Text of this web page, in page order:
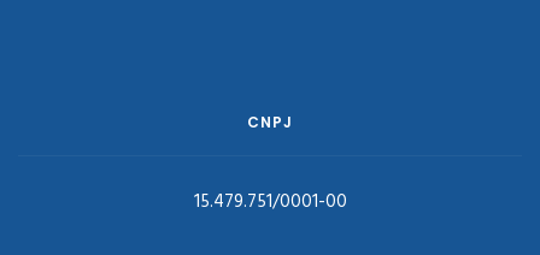
CNPJ
15.479.751/0001-00